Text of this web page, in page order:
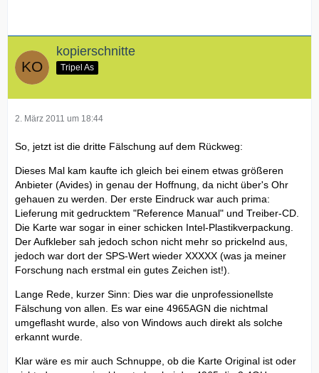
kopierschnitte
Tripel As
2. März 2011 um 18:44
So, jetzt ist die dritte Fälschung auf dem Rückweg:
Dieses Mal kam kaufte ich gleich bei einem etwas größeren
Anbieter (Avides) in genau der Hoffnung, da nicht über's Ohr
gehauen zu werden. Der erste Eindruck war auch prima:
Lieferung mit gedrucktem "Reference Manual" und Treiber-CD.
Die Karte war sogar in einer schicken Intel-Plastikverpackung.
Der Aufkleber sah jedoch schon nicht mehr so prickelnd aus,
jedoch war dort der SPS-Wert wieder XXXXX (was ja meiner
Forschung nach erstmal ein gutes Zeichen ist!).
Lange Rede, kurzer Sinn: Dies war die unprofessionellste
Fälschung von allen. Es war eine 4965AGN die nichtmal
umgeflasht wurde, also von Windows auch direkt als solche
erkannt wurde.
Klar wäre es mir auch Schnuppe, ob die Karte Original ist oder